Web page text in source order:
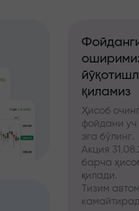
қиламиз
Ҳисоб
фойдани
эга бўлинг.
Акция
барча
қилади.
Тизим